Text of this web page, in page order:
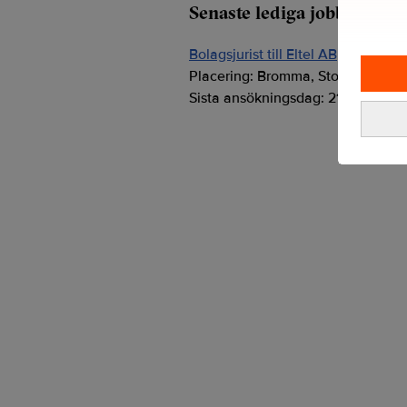
Senaste lediga jobben
Bolagsjurist till Eltel AB
Placering: Bromma, Stockholm
Sista ansökningsdag: 21/08/2026